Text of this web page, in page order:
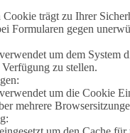
trägt zu Ihrer
Formularen gegen
um dem System
zu stellen.
um die Cookie
mehrere